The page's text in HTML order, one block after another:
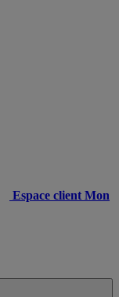
Espace client Mon